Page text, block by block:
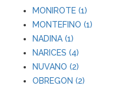
MONIROTE (1)
MONTEFINO (1)
NADINA (1)
NARICES (4)
NUVANO (2)
OBREGON (2)